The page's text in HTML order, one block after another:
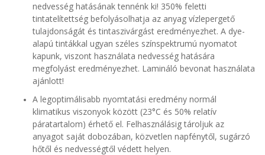
nedvesség hatásának tennénk ki! 350% feletti
tintatelítettség befolyásolhatja az anyag vízlepergető
tulajdonságát és tintaszivárgást eredményezhet. A dye-
alapú tintákkal ugyan széles színspektrumú nyomatot
kapunk, viszont használata nedvesség hatására
megfolyást eredményezhet. Lamináló bevonat használata
ajánlott!
A legoptimálisabb nyomtatási eredmény normál
klimatikus viszonyok között (23°C és 50% relatív
páratartalom) érhető el. Felhasználásig tároljuk az
anyagot saját dobozában, közvetlen napfénytől, sugárzó
hőtől és nedvességtől védett helyen.